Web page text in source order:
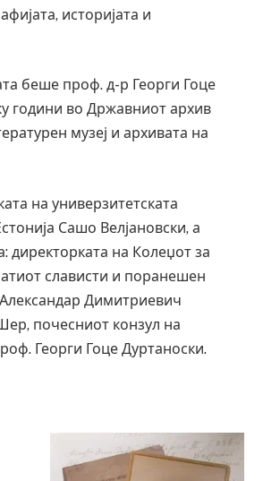
историјата и
беше проф. д-р Георги Гоце
години во Државниот архив
музеј и архивата на
на универзитетската
Сашо Велјановски, а
директорката на Колеџот за
слависти и поранешен
Димитриевич
почесниот конзул на
Георги Гоце Дуртаноски.